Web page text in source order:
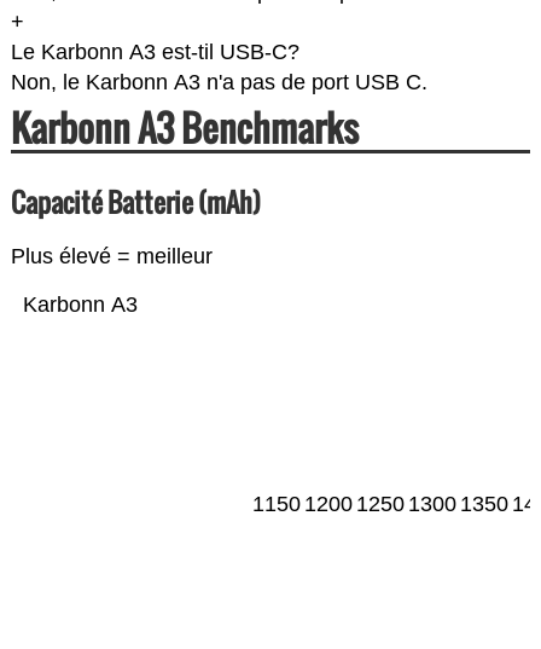
+
Le Karbonn A3 est-til USB-C?
Non, le Karbonn A3 n'a pas de port USB C.
Karbonn A3 Benchmarks
Capacité Batterie (mAh)
Plus élevé = meilleur
Karbonn A3
1150 1200 1250 1300 1350